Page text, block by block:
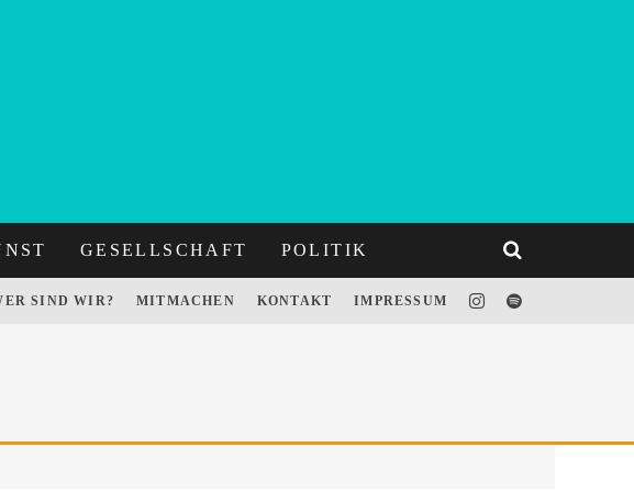
GESELLSCHAFT POLITIK
SIND WIR? MITMACHEN KONTAKT IMPRESSUM